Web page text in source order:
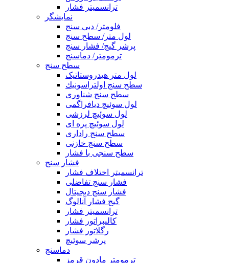
ترانسمیتر فشار
نمایشگر
فلومتر/ دبی سنج
لول متر/ سطح سنج
پرشر گیج/ فشار سنج
ترمومتر/ دماسنج
سطح سنج
لول متر هیدروستاتیک
سطح سنج اولتراسونيك
سطح سنج شناوری
لول سوئیچ دیافراگمی
لول سوئیچ لرزشی
لول سوئیچ پره ای
سطح سنج راداری
سطح سنج خازنی
سطح سنجی با فشار
فشار سنج
ترانسميتر اختلاف فشار
فشار سنج تفاضلی
فشار سنج ديجيتال
گیج فشار آنالوگ
ترانسمیتر فشار
كاليبراتور فشار
رگلاتور فشار
پرشر سوئیچ
دماسنج
ترمومتر مادون قرمز